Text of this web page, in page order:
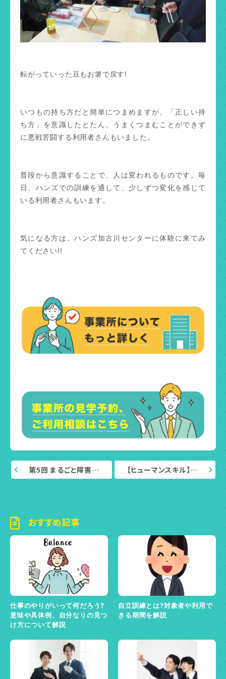
転がっていった豆もお箸で戻す!
いつもの持ち方だと簡単につまめますが、「正しい持
ち方」を意識したとたん、うまくつまむことができず
に悪戦苦闘する利用者さんもいました。
普段から意識することで、人は変われるものです。毎
日、ハンズでの訓練を通して、少しずつ変化を感じて
いる利用者さんもいます。
気になる方は、ハンズ加古川センターに体験に来てみ
てください!!
第5回 まるごと障害… 【ヒューマンスキル】…
おすすめ記事
仕事のやりがいって何だろう?
意味や具体例、自分なりの見つ
け方について解説
自立訓練とは?対象者や利用で
きる期間を解説